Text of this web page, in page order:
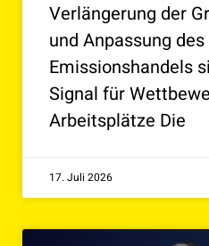
Verlängerung der
und Anpassung des
Emissionshandels
Signal für
Arbeitsplätze Die
17. Juli 2026